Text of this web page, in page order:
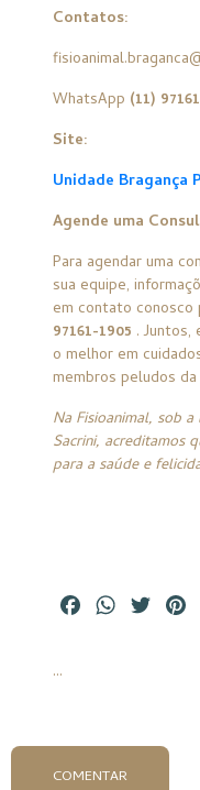
Contatos:
WhatsApp (11)
Site:
Unidade Bragança
Agende uma
Para agendar uma
sua equipe,
em contato
97161-1905 .
o melhor em
membros peludos
Na Fisioanimal, sob
Sacrini, acreditamos
para a saúde e
FacebookWhatsApp
...
COMENTAR